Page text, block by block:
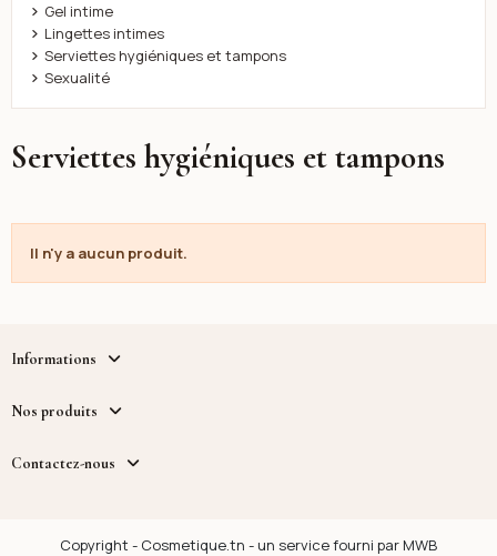
Serviettes hygiéniques et tampons
Il n'y a aucun produit.
Gel intime
Lingettes intimes
Serviettes hygiéniques et tampons
Sexualité
Informations
Nos produits
Contactez-nous
Copyright - Cosmetique.tn - un service fourni par MWB